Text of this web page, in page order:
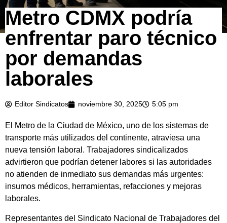
Metro CDMX podría
enfrentar paro técnico
por demandas
laborales
Editor Sindicatos noviembre 30, 2025 5:05 pm
El Metro de la Ciudad de México, uno de los sistemas de
transporte más utilizados del continente, atraviesa una
nueva tensión laboral. Trabajadores sindicalizados
advirtieron que podrían detener labores si las autoridades
no atienden de inmediato sus demandas más urgentes:
insumos médicos, herramientas, refacciones y mejoras
laborales.
Representantes del Sindicato Nacional de Trabajadores del